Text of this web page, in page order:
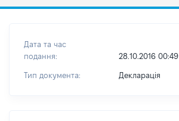
Дата та час
подання:
28.10.2016 00:49
Тип документа: Декларація